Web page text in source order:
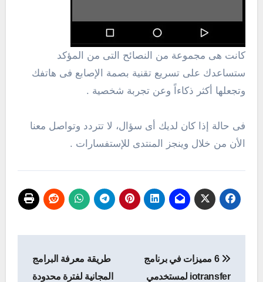
كانت هى مجموعة من النصائح التى من المؤكد
ستساعدك على تسريع تقنية بصمة الإصابع فى هاتفك
وتجعلها أكثر ذكاءاً وعن تجربة شخصية .
فى حالة إذا كان لديك أى سؤال، لا تتردد وتواصل معنا
الأن من خلال وينجز المنتدى للإستفسارات .
المقالات
6 مميزات في برنامج
iotransfer لمستخدمي
طريقة معرفة البرامج
المجانية لفترة محدودة